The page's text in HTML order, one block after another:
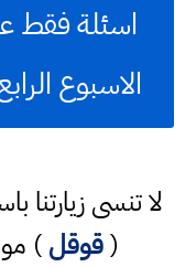
اسئلة
الاسبوع
لا تنسى زيارتنا
(قوقل)